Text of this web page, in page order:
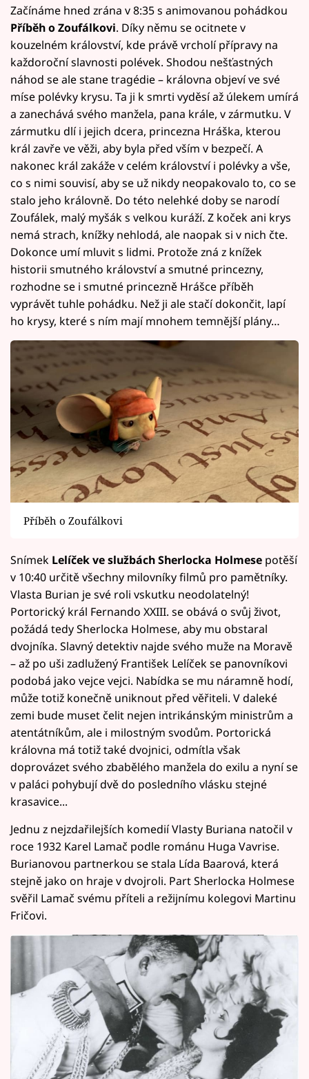
Začínáme hned zrána v 8:35 s animovanou pohádkou
Příběh o Zoufálkovi. Díky němu se ocitnete v
kouzelném království, kde právě vrcholí přípravy na
každoroční slavnosti polévek. Shodou nešťastných
náhod se ale stane tragédie – královna objeví ve své
míse polévky krysu. Ta ji k smrti vyděsí až úlekem umírá
a zanechává svého manžela, pana krále, v zármutku. V
zármutku dlí i jejich dcera, princezna Hráška, kterou
král zavře ve věži, aby byla před vším v bezpečí. A
nakonec král zakáže v celém království i polévky a vše,
co s nimi souvisí, aby se už nikdy neopakovalo to, co se
stalo jeho královně. Do této nelehké doby se narodí
Zoufálek, malý myšák s velkou kuráží. Z koček ani krys
nemá strach, knížky nehlodá, ale naopak si v nich čte.
Dokonce umí mluvit s lidmi. Protože zná z knížek
historii smutného království a smutné princezny,
rozhodne se i smutné princezně Hrášce příběh
vyprávět tuhle pohádku. Než ji ale stačí dokončit, lapí
ho krysy, které s ním mají mnohem temnější plány…
Příběh o Zoufálkovi
Snímek Lelíček ve službách Sherlocka Holmese potěší
v 10:40 určitě všechny milovníky filmů pro pamětníky.
Vlasta Burian je své roli vskutku neodolatelný!
Portorický král Fernando XXIII. se obává o svůj život,
požádá tedy Sherlocka Holmese, aby mu obstaral
dvojníka. Slavný detektiv najde svého muže na Moravě
– až po uši zadlužený František Lelíček se panovníkovi
podobá jako vejce vejci. Nabídka se mu náramně hodí,
může totiž konečně uniknout před věřiteli. V daleké
zemi bude muset čelit nejen intrikánským ministrům a
atentátníkům, ale i milostným svodům. Portorická
královna má totiž také dvojnici, odmítla však
doprovázet svého zbabělého manžela do exilu a nyní se
v paláci pohybují dvě do posledního vlásku stejné
krasavice...
Jednu z nejzdařilejších komedií Vlasty Buriana natočil v
roce 1932 Karel Lamač podle románu Huga Vavrise.
Burianovou partnerkou se stala Lída Baarová, která
stejně jako on hraje v dvojroli. Part Sherlocka Holmese
svěřil Lamač svému příteli a režijnímu kolegovi Martinu
Fričovi.